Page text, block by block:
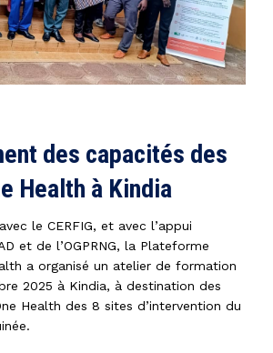
des capacités des
Health à Kindia
le CERFIG, et avec l’appui
et de l’OGPRNG, la Plateforme
a organisé un atelier de formation
2025 à Kindia, à destination des
Health des 8 sites d’intervention du
.